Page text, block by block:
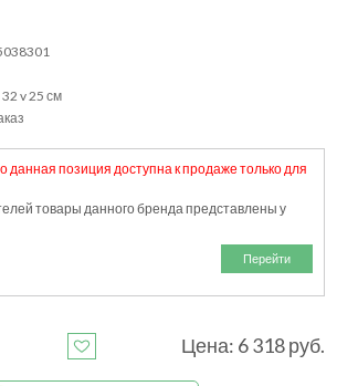
32 v 25 см
данная позиция доступна к продаже только для
товары данного бренда представлены у
Перейти
Цена: 6 318 руб.